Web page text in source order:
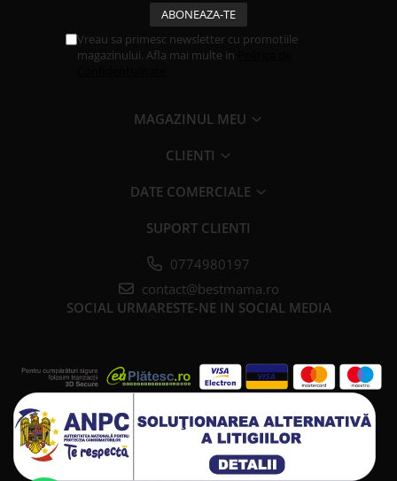
Vreau sa primesc newsletter cu promotiile
magazinului. Afla mai multe in
MAGAZINUL MEU
CLIENTI
DATE COMERCIALE
SUPORT CLIENTI
0774980197
contact@bestmama.ro
SOCIAL URMARESTE-NE IN SOCIAL MEDIA